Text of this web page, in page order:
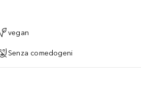
vegan
Senza comedogeni